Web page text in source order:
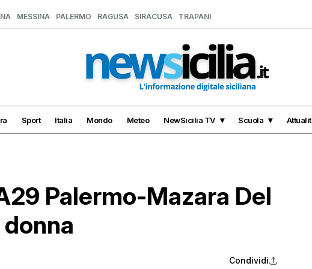
MESSINA PALERMO RAGUSA SIRACUSA TRAPANI
Sport Italia Mondo Meteo NewSicilia TV Scuola
Palermo-Mazara Del
Condividi